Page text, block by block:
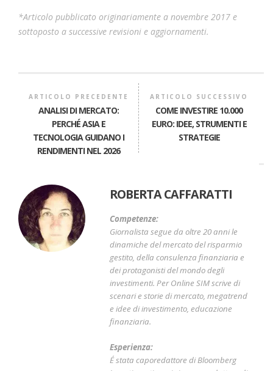
*Articolo pubblicato originariamente a novembre 2017 e
sottoposto a successive revisioni e aggiornamenti.
ARTICOLO PRECEDENTE
ANALISI DI MERCATO:
PERCHÉ ASIA E
TECNOLOGIA GUIDANO I
RENDIMENTI NEL 2026
ARTICOLO SUCCESSIVO
COME INVESTIRE 10.000
EURO: IDEE, STRUMENTI E
STRATEGIE
ROBERTA CAFFARATTI
Competenze:
Giornalista segue da oltre 20 anni le
dinamiche del mercato del risparmio
gestito, della consulenza finanziaria e
dei protagonisti del mondo degli
investimenti. Per Online SIM scrive di
scenari e storie di mercato, megatrend
e idee di investimento, educazione
finanziaria.
Esperienza:
É stata caporedattore di Bloomberg